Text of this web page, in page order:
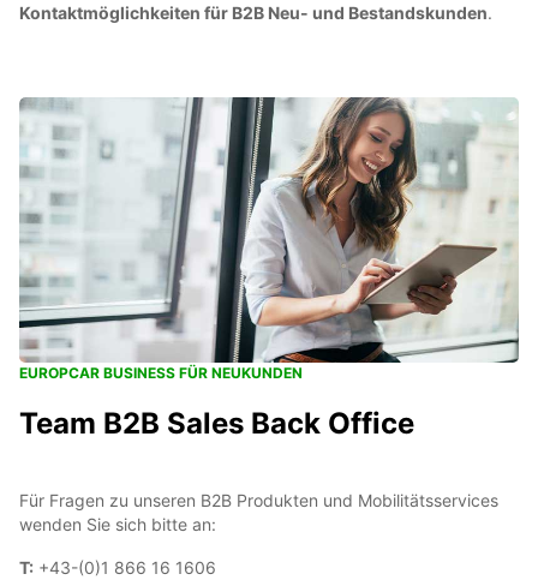
Kontaktmöglichkeiten für B2B Neu- und Bestandskunden.
EUROPCAR BUSINESS FÜR NEUKUNDEN
Team B2B Sales Back Office
Für Fragen zu unseren B2B Produkten und Mobilitätsservices
wenden Sie sich bitte an:
T: +43-(0)1 866 16 1606